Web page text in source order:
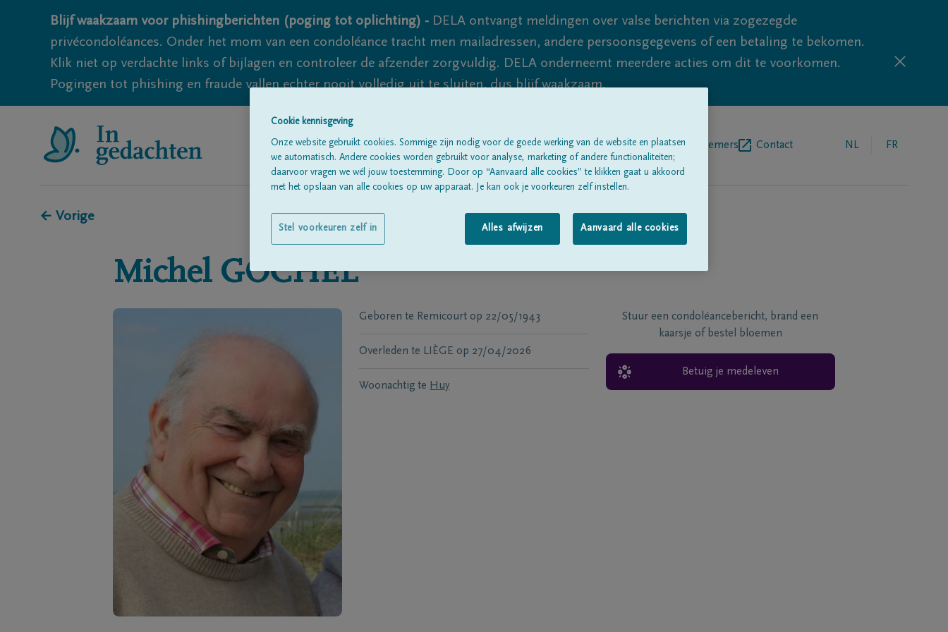
Blijf waakzaam voor phishingberichten (poging tot oplichting) - DELA ontvangt meldingen over valse berichten via zogezegde
privécondoléances. Onder het mom van een condoléance tracht men mailadressen, andere persoonsgegevens of een betaling te bekomen.
Klik niet op verdachte links of bijlagen en controleer de afzender zorgvuldig. DELA onderneemt meerdere acties om dit te voorkomen.
Pogingen tot phishing en fraude vallen echter nooit volledig uit te sluiten, dus blijf waakzaam.
Alle rouwberichtenOver onsBegrafenisondernemers Contact NL FR
← Vorige
Michel GOCHEL
Geboren te Remicourt op 22/05/1943
Overleden te LIÈGE op 27/04/2026
Woonachtig te Huy
Stuur een condoléancebericht, brand een
kaarsje of bestel bloemen
Betuig je medeleven
Cookie kennisgeving
Onze website gebruikt cookies. Sommige zijn nodig voor de goede werking van de website en plaatsen
we automatisch. Andere cookies worden gebruikt voor analyse, marketing of andere functionaliteiten;
daarvoor vragen we wél jouw toestemming. Door op “Aanvaard alle cookies” te klikken gaat u akkoord
met het opslaan van alle cookies op uw apparaat. Je kan ook je voorkeuren zelf instellen.
Alles afwijzen Aanvaard alle cookies
Stel voorkeuren zelf in